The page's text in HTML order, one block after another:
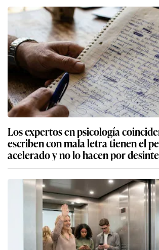
Los expertos en psicología
escriben con mala letra tienen el
acelerado y no lo hacen por